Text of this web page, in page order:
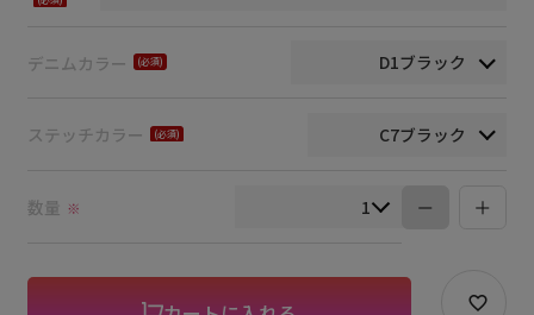
デニムカラー
ステッチカラー
数量 ※